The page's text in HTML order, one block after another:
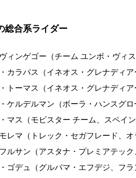
総合系ライダー
ンゲゴー（チーム ユンボ・ヴィス
ラパス（イネオス・グレナディア
ーマス（イネオス・グレナディア
ルデルマン（ボーラ・ハンスグロ
ス（モビスター チーム、スペイン
マ（トレック・セガフレード、オ
サン（アスタナ・プレミアテック
デュ（グルパマ・エフデジ、フラ